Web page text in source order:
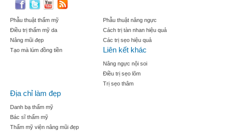
Phẫu thuật thẩm mỹ
Điều trị thẩm mỹ da
Nâng mũi đẹp
Tạo mà lúm đồng tiền
Phẫu thuật nâng ngực
Cách trị tàn nhan hiệu quả
Các trị sẹo hiệu quả
Liên kết khác
Nâng ngực nội soi
Điều trị sẹo lõm
Trị sẹo thâm
Địa chỉ làm đẹp
Danh bạ thẩm mỹ
Bác sĩ thẩm mỹ
Thẩm mỹ viện nâng mũi đẹp